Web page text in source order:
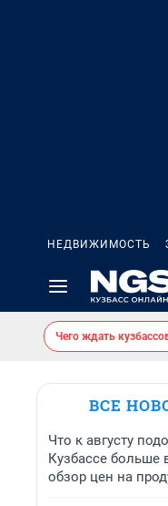
НЕДВИЖИМОСТЬ
Чего ждать
ВСЕ
Что к августу
Кузбассе больше
обзор цен на